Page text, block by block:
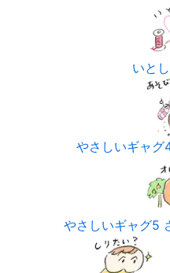
いと
やさしいギャグ
やさしいギャグ5